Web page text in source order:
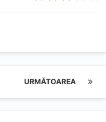
URMĂTOAREA